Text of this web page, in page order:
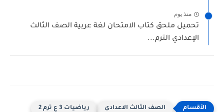
منذ يوم
تحميل ملحق كتاب الامتحان لغة عربية الصف الثالث
الإعدادي الترم...
الصف الثالث الاعدادى رياضيات 3 ع ترم 2